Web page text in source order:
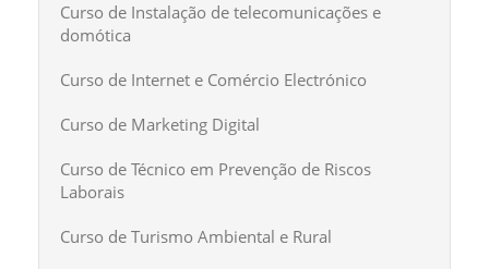
Curso de Instalação de telecomunicações e
domótica
Curso de Internet e Comércio Electrónico
Curso de Marketing Digital
Curso de Técnico em Prevenção de Riscos
Laborais
Curso de Turismo Ambiental e Rural